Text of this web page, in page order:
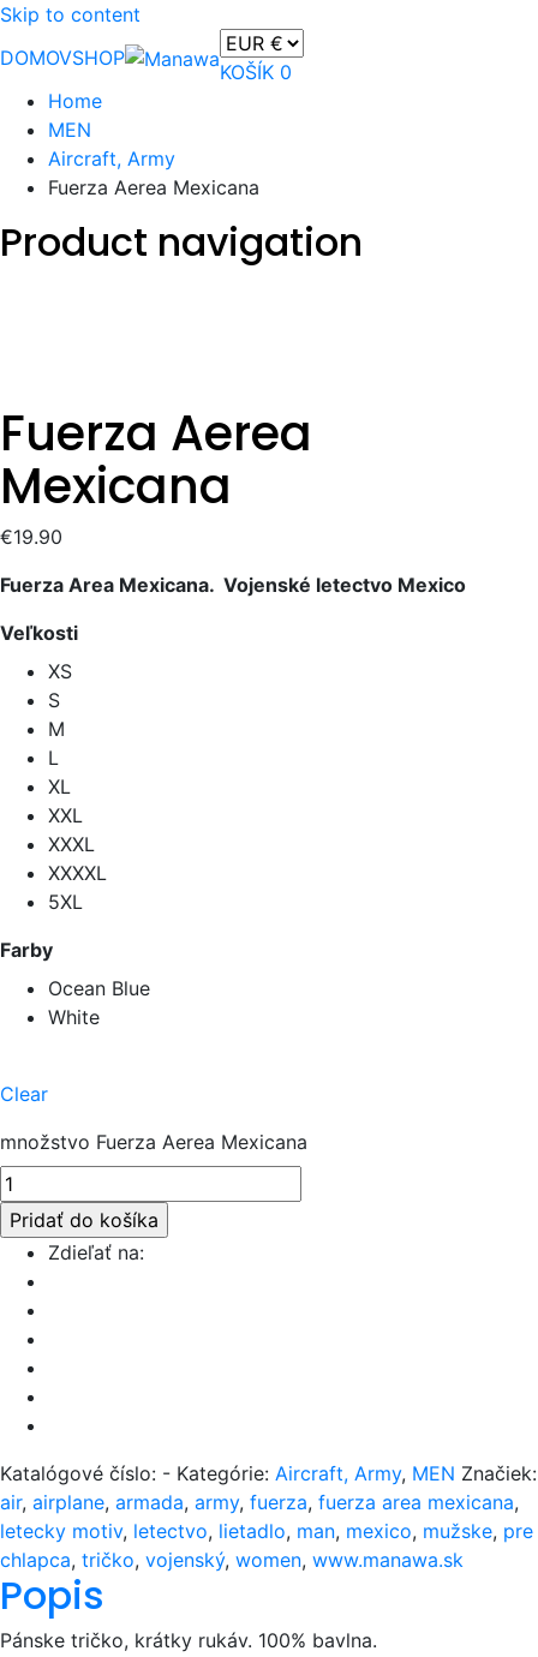
Skip to content
DOMOVSHOP
KOŠÍK 0
Home
MEN
Aircraft, Army
Fuerza Aerea Mexicana
Product navigation
Fuerza Aerea
Mexicana
€19.90
Fuerza Area Mexicana. Vojenské letectvo Mexico
Veľkosti
XS
S
M
L
XL
XXL
XXXL
XXXXL
5XL
Farby
Ocean Blue
White
Clear
množstvo Fuerza Aerea Mexicana
Pridať do košíka
Zdieľať na:
Katalógové číslo: - Kategórie: Aircraft, Army, MEN Značiek:
air, airplane, armada, army, fuerza, fuerza area mexicana,
letecky motiv, letectvo, lietadlo, man, mexico, mužske, pre
chlapca, tričko, vojenský, women, www.manawa.sk
Popis
Pánske tričko, krátky rukáv. 100% bavlna.